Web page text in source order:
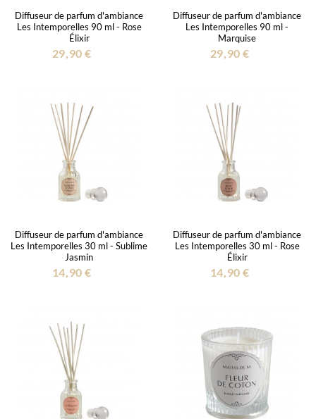
Diffuseur de parfum d'ambiance
Les Intemporelles 90 ml - Rose
Élixir
29,90 €
Diffuseur de parfum d'ambiance
Les Intemporelles 90 ml -
Marquise
29,90 €
Diffuseur de parfum d'ambiance
Les Intemporelles 30 ml - Sublime
Jasmin
14,90 €
Diffuseur de parfum d'ambiance
Les Intemporelles 30 ml - Rose
Élixir
14,90 €